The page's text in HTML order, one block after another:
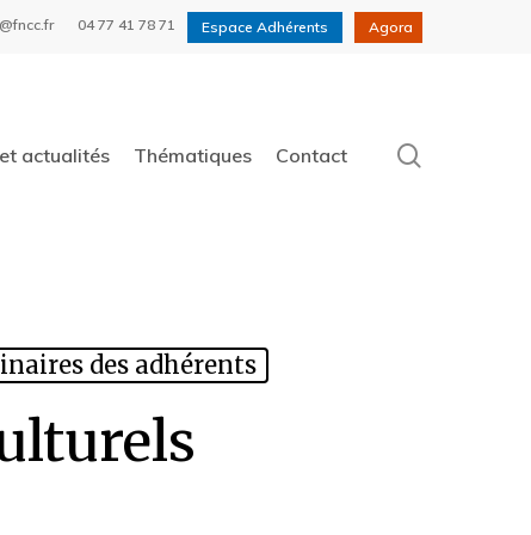
04 77 41 78 71 Espace Adhérents Agora
actualités Thématiques Contact
des adhérents